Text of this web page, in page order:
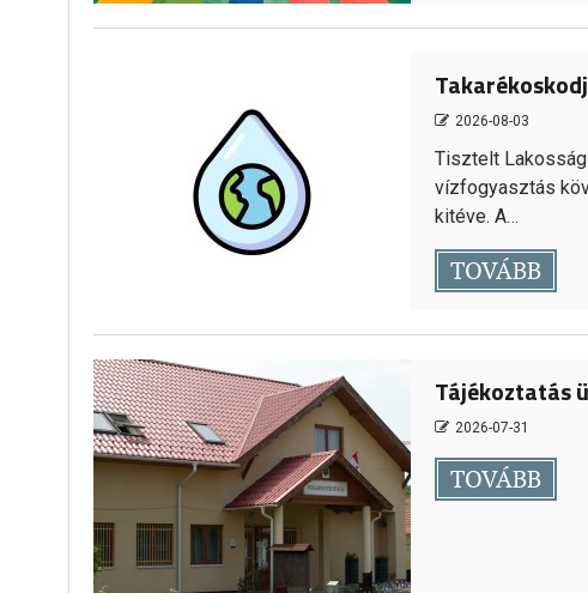
2026-08-03
Tisztelt
vízfogyasztás
kitéve. A…
TOVÁBB
Tájékoztatás
2026-07-31
TOVÁBB